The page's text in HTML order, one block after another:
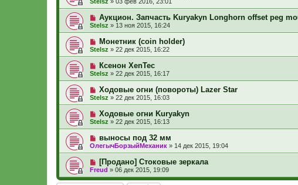
Stelsz » 03 фев 2016, 23:01
Аукцион. Запчасть Kuryakyn Longhorn offset peg
Stelsz » 13 ноя 2015, 16:24
Монетник (coin holder)
Stelsz » 22 дек 2015, 16:22
Ксенон XenTec
Stelsz » 22 дек 2015, 16:17
Ходовые огни (повороты) Lazer Star
Stelsz » 22 дек 2015, 16:03
Ходовые огни Kuryakyn
Stelsz » 22 дек 2015, 16:13
выносы под 32 мм
ОлегычБорзыйМеханик » 14 дек 2015, 19:04
[Продано] Стоковые зеркала
Freud » 06 дек 2015, 19:09